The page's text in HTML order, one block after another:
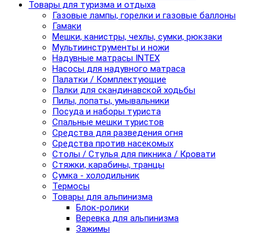
Товары для туризма и отдыха
Газовые лампы, горелки и газовые баллоны
Гамаки
Мешки, канистры, чехлы, сумки, рюкзаки
Мультиинструменты и ножи
Надувные матрасы INTEX
Насосы для надувного матраса
Палатки / Комплектующие
Палки для скандинавской ходьбы
Пилы, лопаты, умывальники
Посуда и наборы туриста
Спальные мешки туристов
Средства для разведения огня
Средства против насекомых
Столы / Стулья для пикника / Кровати
Стяжки, карабины, транцы
Сумка - холодильник
Термосы
Товары для альпинизма
Блок-ролики
Веревка для альпинизма
Зажимы